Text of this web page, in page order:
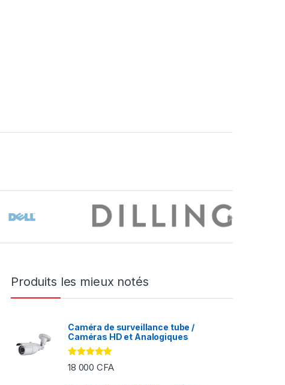
Produits les mieux notés
Caméra de surveillance tube /
Caméras HD et Analogiques
Note5.00
sur 5
18 000CFA